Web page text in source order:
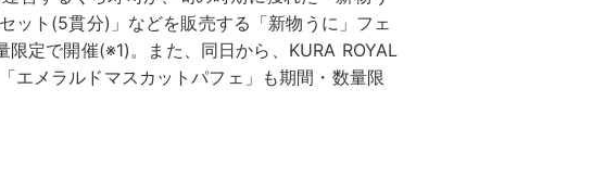
ット(5貫分)」などを販売する「新物うに」フェ
定で開催(※1)。また、同日から、KURA ROYAL
エメラルドマスカットパフェ」も期間・数量限